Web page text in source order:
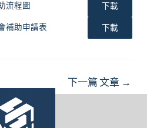
流程圖 下載
補助申請表 下載
下一篇 文章 →